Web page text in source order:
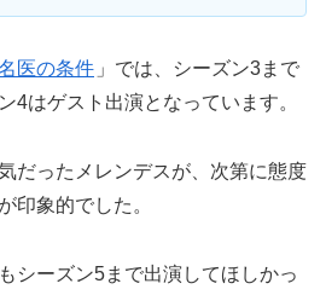
医の条件 」では、シーズン3まで
4はゲスト出演となっています。
だったメレンデスが、次第に態度
印象的でした。
シーズン5まで出演してほしかっ